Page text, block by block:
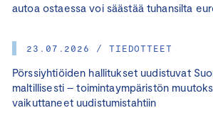
autoa ostaessa voi säästää tuhansilta
23.07.2026 / TIEDOTTEET
Pörssiyhtiöiden hallitukset uudistuvat
maltillisesti – toimintaympäristön
vaikuttaneet uudistumistahtiin